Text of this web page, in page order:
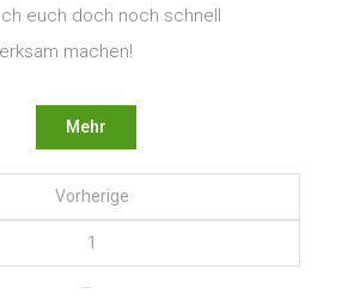
euch doch noch schnell
machen!
Mehr
der
Beiträge
Vorherige
1
…